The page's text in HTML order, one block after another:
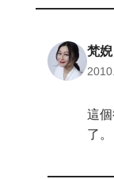
梵
這
了。